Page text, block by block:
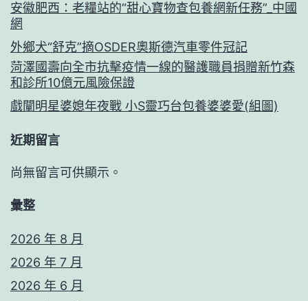
安徽肥西：老糧站的“甜心寶物查包養網新任務”_中國
網
外鄉犬“舒克”摘OSDER奧斯德汽車零件冠記
菏澤國壽向全市抗擊疫情一線的醫護職員捐贈新竹森
和診所10億元風險保證
戲闡明星婆媳年夜戰 小S靈巧台包養婆婆愛(組圖)
近期留言
尚無留言可供顯示。
彙整
2026 年 8 月
2026 年 7 月
2026 年 6 月